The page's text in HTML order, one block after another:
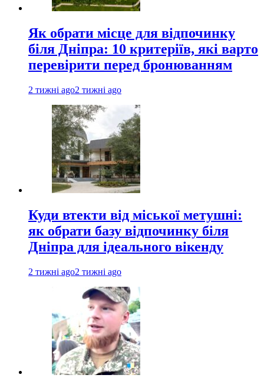
Як обрати місце для відпочинку
біля Дніпра: 10 критеріїв, які варто
перевірити перед бронюванням
2 тижні ago2 тижні ago
Куди втекти від міської метушні:
як обрати базу відпочинку біля
Дніпра для ідеального вікенду
2 тижні ago2 тижні ago